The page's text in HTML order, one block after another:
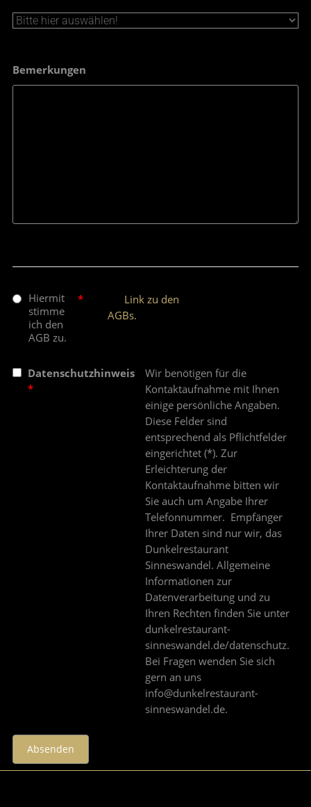
Bemerkungen
*
Hiermit
stimme
ich den
AGB zu.
Link zu den
AGBs.
Datenschutzhinweis
*
Wir benötigen für die
Kontaktaufnahme mit Ihnen
einige persönliche Angaben.
Diese Felder sind
entsprechend als Pflichtfelder
eingerichtet (*). Zur
Erleichterung der
Kontaktaufnahme bitten wir
Sie auch um Angabe Ihrer
Telefonnummer. Empfänger
Ihrer Daten sind nur wir, das
Dunkelrestaurant
Sinneswandel. Allgemeine
Informationen zur
Datenverarbeitung und zu
Ihren Rechten finden Sie unter
dunkelrestaurant-
sinneswandel.de/datenschutz.
Bei Fragen wenden Sie sich
gern an uns
info@dunkelrestaurant-
sinneswandel.de.